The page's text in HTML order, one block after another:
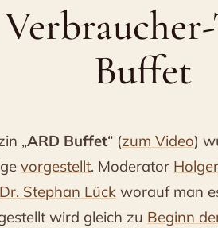
Buffet
„ARD Buffet“ (zum Video)
vorgestellt. Moderator
Dr. Stephan Lück worauf man
wird gleich zu Beginn